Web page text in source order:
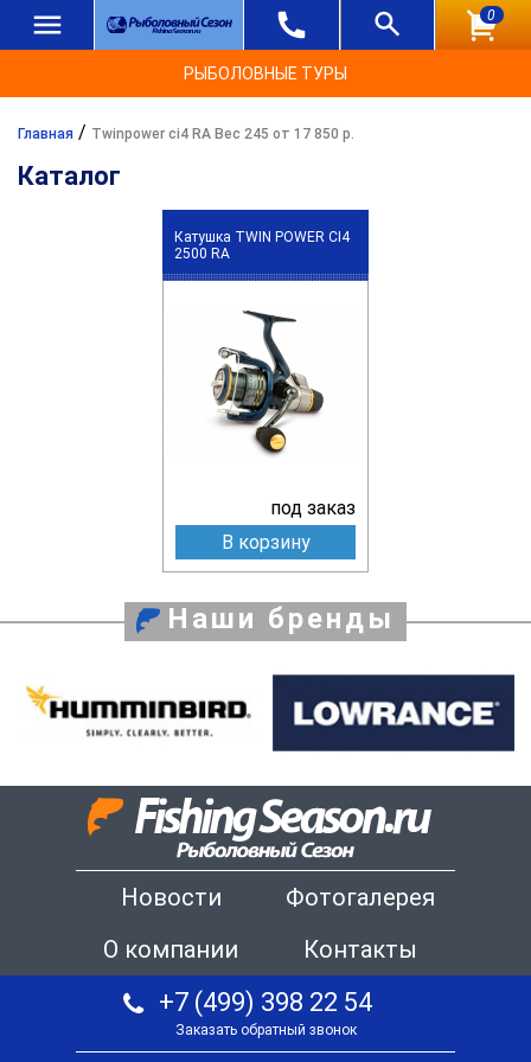
0
РЫБОЛОВНЫЕ ТУРЫ
Главная / Twinpower ci4 RA Вес 245 от 17 850 р.
Каталог
Катушка TWIN POWER CI4
2500 RA
под заказ
В корзину
Наши бренды
Новости
Фотогалерея
О компании
Контакты
+7 (499) 398 22 54
Заказать обратный звонок